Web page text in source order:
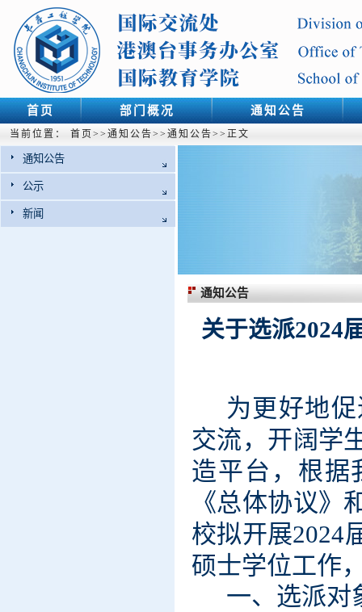
首页 部门概况 通知公告
当前位置： 首页 >> 通知公告>> 通知公告>> 正文
通知公告
公示
新闻
通知公告
关于选派2024
为更好地
交流，开阔学
造平台，根据
《总体协议》
校拟开展2024
硕士学位工作
一、选派对